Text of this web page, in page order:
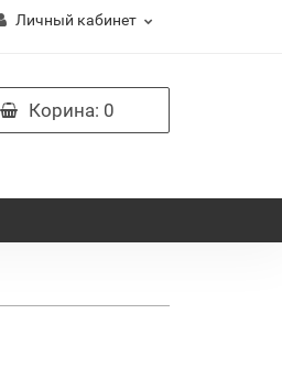
Личный кабинет
Корина: 0